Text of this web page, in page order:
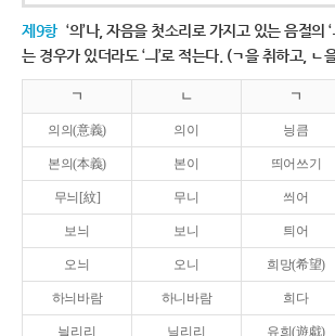
제9항 ‘의’나, 자음을 첫소리로 가지고 있는 음절의 ‘
는 경우가 있더라도 ‘ㅢ’로 적는다. (ㄱ을 취하고, ㄴ
ㄱ ㄴ ㄱ
의의(意義) 의이 닁큼
본의(本義) 본이 띄어쓰기
무늬[紋] 무니 씌어
보늬 보니 틔어
오늬 오니 희망(希望)
하늬바람 하니바람 희다
늴리리 닐리리 유희(遊戱)